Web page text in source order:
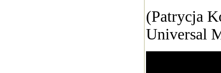
(Patrycja
Universal